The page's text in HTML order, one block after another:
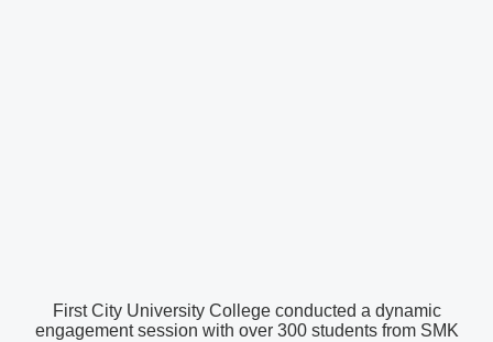
First City University College conducted a dynamic
engagement session with over 300 students from SMK